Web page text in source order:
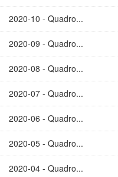
2020-10 - Quadro...
2020-09 - Quadro...
2020-08 - Quadro...
2020-07 - Quadro...
2020-06 - Quadro...
2020-05 - Quadro...
2020-04 - Quadro...